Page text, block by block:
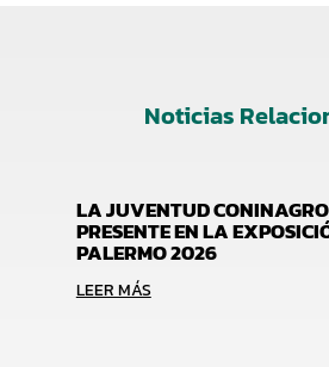
Noticias
LA JUVENTUD
PRESENTE EN LA
PALERMO 2026
LEER MÁS